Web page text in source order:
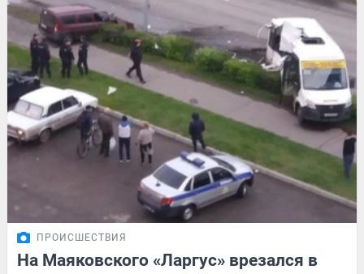
ПРОИСШЕСТВИЯ
На Маяковского «Ларгус» врезался в